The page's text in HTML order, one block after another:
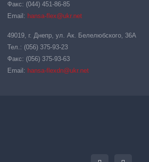
Факс: (044) 451-86-85
Email: hansa-flex@ukr.net
49019, г. Днепр, ул. Ак. Белелюбского, 36А
Тел.: (056) 375-93-23
Факс: (056) 375-93-63
Email: hansa-flexdn@ukr.net